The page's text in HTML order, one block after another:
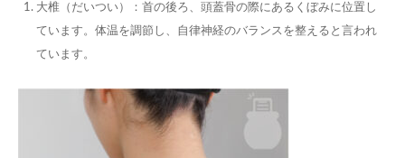
大椎（だいつい）：首の後ろ、頭蓋骨の際にあるくぼみに位置し
ています。体温を調節し、自律神経のバランスを整えると言われ
ています。